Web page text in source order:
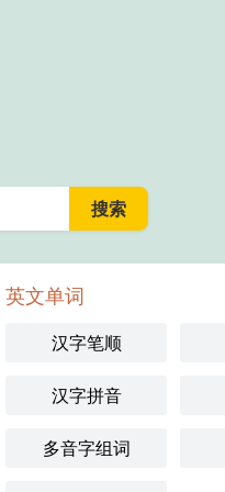
英文单词
汉字笔顺
汉字拼音
多音字组词